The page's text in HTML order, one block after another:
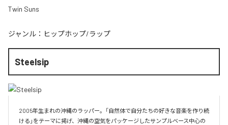
Twin Suns
ジャンル： ヒップホップ/ラップ
Steelsip
2005年生まれの沖縄のラッパー。「自然体で自分たちの好きな音楽を作り続
ける」をテーマに掲げ、沖縄の空気をパッケージしたサンプルベース中心の